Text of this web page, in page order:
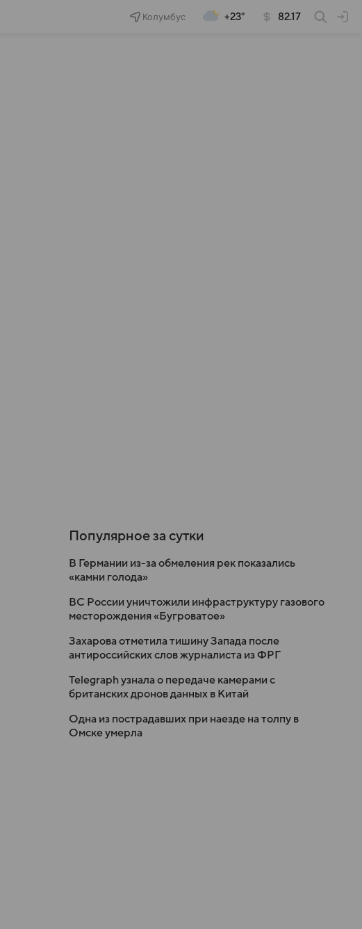
Колумбус +23° 82.17
Популярное за сутки
В Германии из-за обмеления рек показались
«камни голода»
ВС России уничтожили инфраструктуру газового
месторождения «Бугроватое»
Захарова отметила тишину Запада после
антироссийских слов журналиста из ФРГ
Telegraph узнала о передаче камерами с
британских дронов данных в Китай
Одна из пострадавших при наезде на толпу в
Омске умерла